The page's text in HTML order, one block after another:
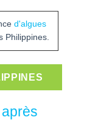
d'algues
Philippines.